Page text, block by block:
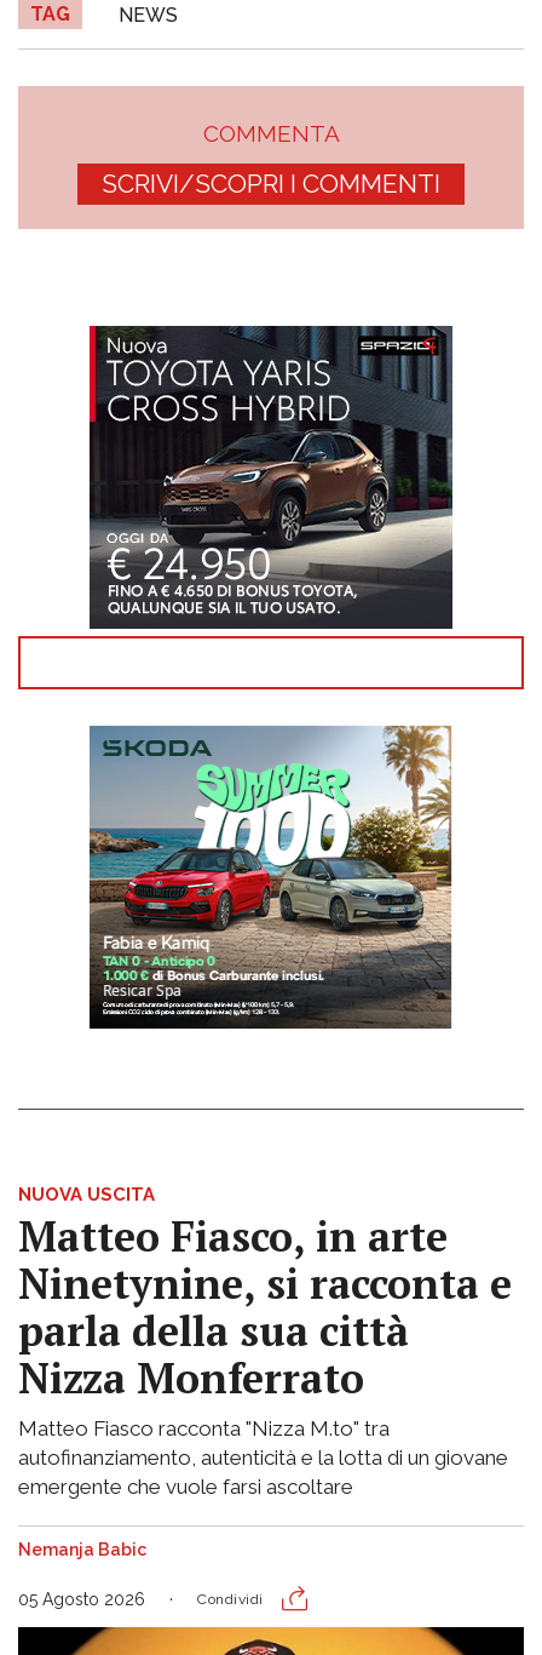
TAG NEWS
COMMENTA
SCRIVI/SCOPRI I COMMENTI
NUOVA USCITA
Matteo Fiasco, in arte
Ninetynine, si racconta e
parla della sua città
Nizza Monferrato
Matteo Fiasco racconta "Nizza M.to" tra
autofinanziamento, autenticità e la lotta di un giovane
emergente che vuole farsi ascoltare
Nemanja Babic
05 Agosto 2026 Condividi